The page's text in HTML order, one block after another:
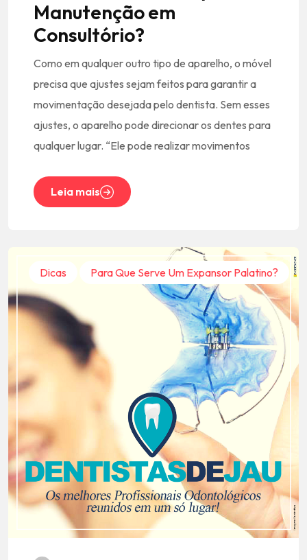
Manutenção em
Consultório?
Como em qualquer outro tipo de aparelho, o móvel
precisa que ajustes sejam feitos para garantir a
movimentação desejada pelo dentista. Sem esses
ajustes, o aparelho pode direcionar os dentes para
qualquer lugar. “Ele pode realizar movimentos
Leia mais
Dicas Para Que Serve Um Expansor Palatino?